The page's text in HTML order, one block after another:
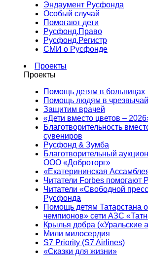
Эндаумент Русфонда
Особый случай
Помогают дети
Русфонд.Право
Русфонд.Регистр
СМИ о Русфонде
Проекты
Проекты
Помощь детям в больницах
Помощь людям в
Защитим врачей
«Дети вместо цветов –
Благотворительность
сувениров
Русфонд & Зумба
Благотворительный аукцион
ООО «Доброторг»
«Екатерининская
Читатели Forbes помогают
Читатели «Свободной
Русфонда
Помощь детям Татарстана
чемпионов» сети АЗС
Крылья добра («Уральские
Мили милосердия
S7 Priority (S7 Airlines)
«Сказки для жизни»